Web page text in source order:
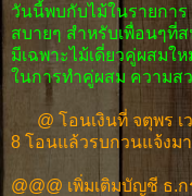
วันนี้พบกับไม้ในรายกา
สบายๆ สำหรับเพื่อนๆ
มีเฉพาะไม้เดี่ยวคู่ผสมใ
ในการทำคู่ผสม ความ
@ โอนเงินที่ จตุพร เ
8 โอนแล้วรบกวนแจ้งม
@@@ เพิ่มเติมบัญชี ธ.